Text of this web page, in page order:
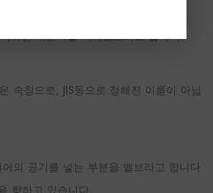
하인 자전거를 미니벨로라고 합니다.
속칭으로, JIS등으로 정해진 이름이 아닙
의 공기를 넣는 부분을 밸브라고 합니다